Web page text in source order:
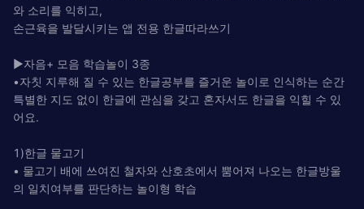
와 소리를 익히고,
손근육을 발달시키는 앱 전용 한글따라쓰기
▶자음+ 모음 학습놀이 3종
•자칫 지루해 질 수 있는 한글공부를 즐거운 놀이로 인식하는 순간
특별한 지도 없이 한글에 관심을 갖고 혼자서도 한글을 익힐 수 있
어요.
1) 한글 물고기
• 물고기 배에 쓰여진 철자와 산호초에서 뿜어져 나오는 한글방울
의 일치여부를 판단하는 놀이형 학습